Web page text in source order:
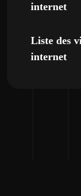
internet
Liste des
internet